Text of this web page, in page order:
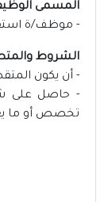
المسمى
- موظف/ة
الشروط
- أن يكون
- حاصل على
تخصص أو ما